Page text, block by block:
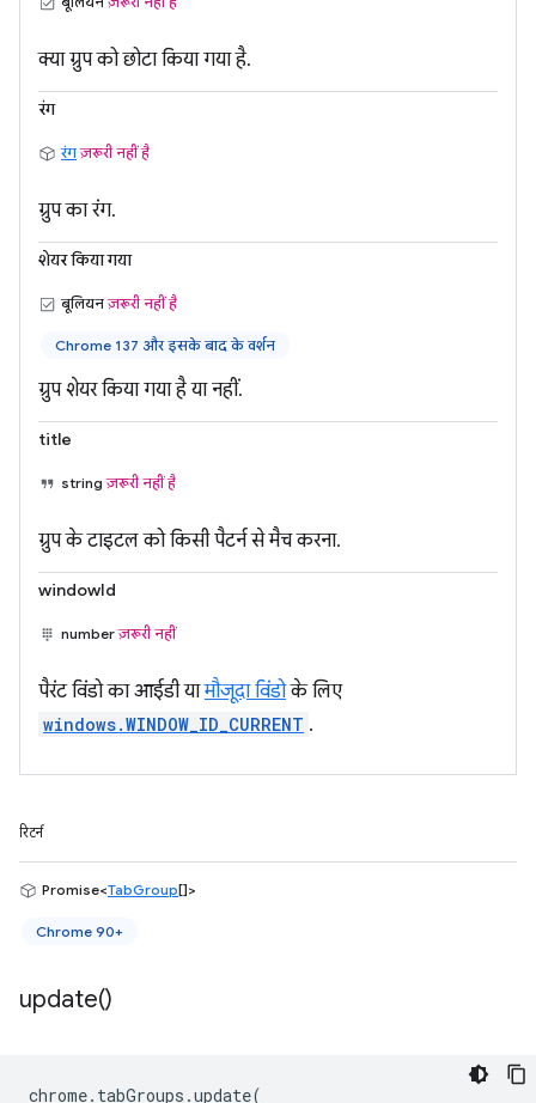
क्या ग्रुप को छोटा किया गया है.
रंग
रंग ज़रूरी नहीं है
ग्रुप का रंग.
शेयर किया गया
बूलियनज़रूरी नहीं है
Chrome 137 और इसके बाद के वर्शन
ग्रुप शेयर किया गया है या नहीं.
title
stringज़रूरी नहीं है
ग्रुप के टाइटल को किसी पैटर्न से मैच करना.
windowId
numberज़रूरी नहीं
पैरंट विंडो का आईडी यामौजूदा विंडोके लिए
windows.WINDOW_ID_CURRENT .
रिटर्न
Promise<TabGroup[]>
Chrome 90+
update()
chrome. tabGroups .update(